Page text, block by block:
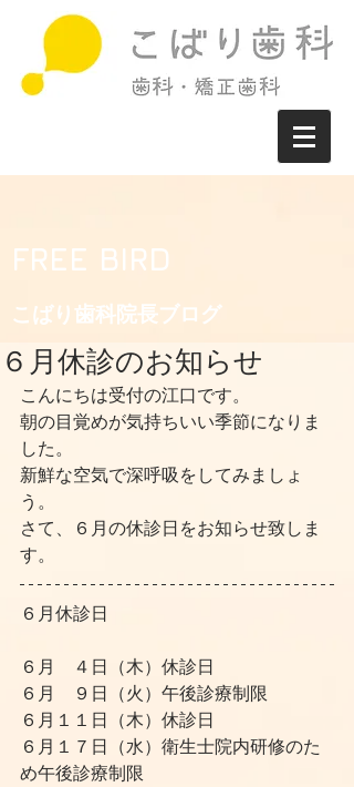
FREE BIRD
こばり歯科院長ブログ​
６月休診のお知らせ
こんにちは受付の江口です。
朝の目覚めが気持ちいい季節になりま
した。
新鮮な空気で深呼吸をしてみましょ
う。
さて、６月の休診日をお知らせ致しま
す。
６月休診日
６月　４日（木）休診日
６月　９日（火）午後診療制限
６月１１日（木）休診日
６月１７日（水）衛生士院内研修のた
め午後診療制限